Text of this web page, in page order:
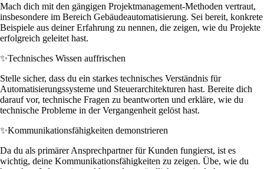
Mach dich mit den gängigen Projektmanagement-Methoden vertraut,
insbesondere im Bereich Gebäudeautomatisierung. Sei bereit, konkrete
Beispiele aus deiner Erfahrung zu nennen, die zeigen, wie du Projekte
erfolgreich geleitet hast.
✨Technisches Wissen auffrischen
Stelle sicher, dass du ein starkes technisches Verständnis für
Automatisierungssysteme und Steuerarchitekturen hast. Bereite dich
darauf vor, technische Fragen zu beantworten und erkläre, wie du
technische Probleme in der Vergangenheit gelöst hast.
✨Kommunikationsfähigkeiten demonstrieren
Da du als primärer Ansprechpartner für Kunden fungierst, ist es
wichtig, deine Kommunikationsfähigkeiten zu zeigen. Übe, wie du